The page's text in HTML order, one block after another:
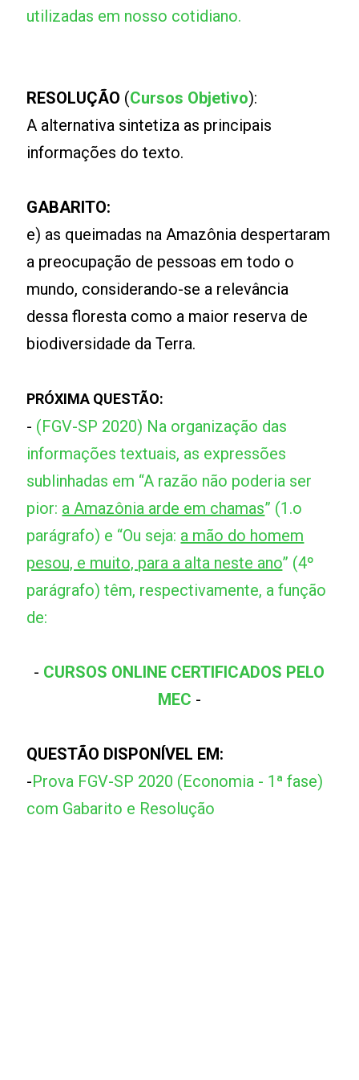
utilizadas em nosso cotidiano.
RESOLUÇÃO (Cursos Objetivo):
A alternativa sintetiza as principais
informações do texto.
GABARITO:
e) as queimadas na Amazônia despertaram
a preocupação de pessoas em todo o
mundo, considerando-se a relevância
dessa floresta como a maior reserva de
biodiversidade da Terra.
PRÓXIMA QUESTÃO:
- (FGV-SP 2020) Na organização das
informações textuais, as expressões
sublinhadas em “A razão não poderia ser
pior: a Amazônia arde em chamas” (1.o
parágrafo) e “Ou seja: a mão do homem
pesou, e muito, para a alta neste ano” (4º
parágrafo) têm, respectivamente, a função
de:
- CURSOS ONLINE CERTIFICADOS PELO
MEC -
QUESTÃO DISPONÍVEL EM:
-Prova FGV-SP 2020 (Economia - 1ª fase)
com Gabarito e Resolução